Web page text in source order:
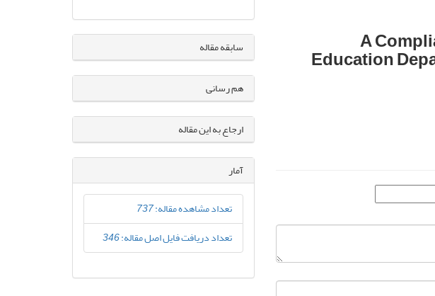
A
Education سابقه مقاله
هم رسانی
ارجاع به این مقاله
آمار
تعداد مشاهده مقاله:737
تعداد دریافت فایل اصل مقاله:346